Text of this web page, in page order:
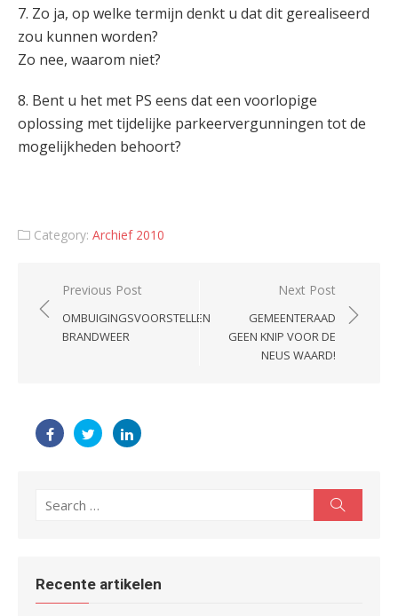
7. Zo ja, op welke termijn denkt u dat dit gerealiseerd
zou kunnen worden?
Zo nee, waarom niet?
8. Bent u het met PS eens dat een voorlopige
oplossing met tijdelijke parkeervergunningen tot de
mogelijkheden behoort?
Category: Archief 2010
Post
navigation
Previous Post
OMBUIGINGSVOORSTELLEN
BRANDWEER
Next Post
GEMEENTERAAD
GEEN KNIP VOOR DE
NEUS WAARD!
for:
Recente artikelen